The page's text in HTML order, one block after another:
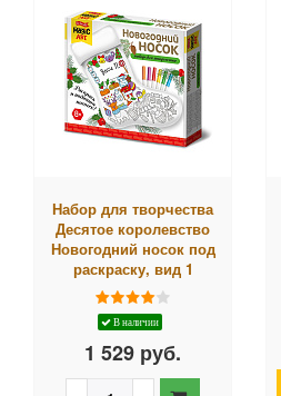
Набор для творчества
Десятое королевство
Новогодний носок под
раскраску, вид 1
В наличии
1 529 руб.